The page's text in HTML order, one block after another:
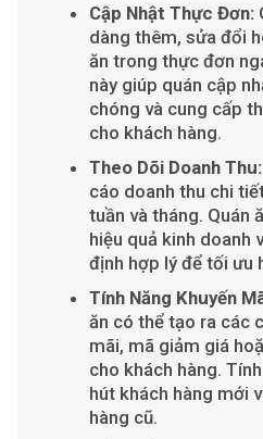
Cập Nhật Thực Đơn:
dàng thêm, sửa đổi
ăn trong thực đơn
này giúp quán cập
chóng và cung cấp
cho khách hàng.
Theo Dõi Doanh Thu:
cáo doanh thu chi
tuần và tháng. Quán
hiệu quả kinh doanh
định hợp lý để tối ưu
Tính Năng Khuyến
ăn có thể tạo ra các
mãi, mã giảm giá
cho khách hàng.
hút khách hàng mới
hàng cũ.